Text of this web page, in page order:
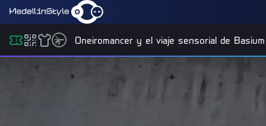
Oneiromancer y el viaje sensorial de Basium